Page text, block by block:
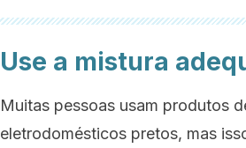
Use a mistura
Muitas pessoas usam produtos
eletrodomésticos pretos, mas